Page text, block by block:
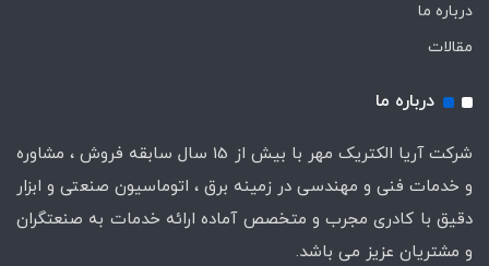
درباره ما
مقالات
درباره ما
شرکت آریا الکتریک مهر با بیش از 15 سال سابقه فروش ، مشاوره
و خدمات فنی و مهندسی در زمینه برق ، اتوماسیون صنعتی و ابزار
دقیق با کادری مجرب و متخصص آماده ارائه خدمات به صنعتگران
و مشتریان عزیز می باشد.